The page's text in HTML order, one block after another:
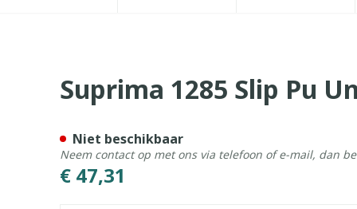
Wit T38
Suprima 1285 Slip Pu
€ 47,31
Niet beschikbaar
Neem contact op met ons via telefoon of e-mail, dan